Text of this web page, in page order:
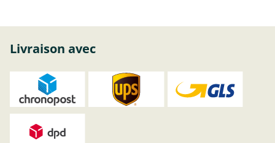
Livraison avec